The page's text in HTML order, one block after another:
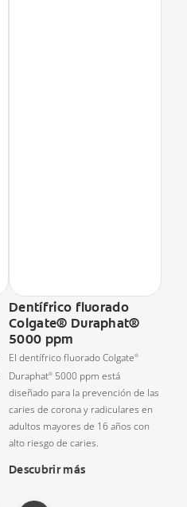
Dentífrico fluorado
Colgate® Duraphat®
5000 ppm
El dentífrico fluorado Colgate®
Duraphat® 5000 ppm está
diseñado para la prevención de las
caries de corona y radiculares en
adultos mayores de 16 años con
alto riesgo de caries.
Descubrir más